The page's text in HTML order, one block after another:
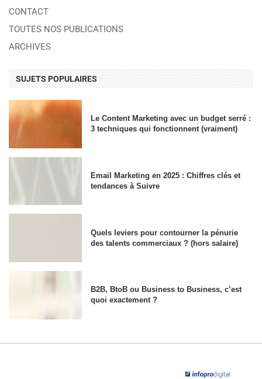
CONTACT
TOUTES NOS PUBLICATIONS
ARCHIVES
SUJETS POPULAIRES
Le Content Marketing avec un budget serré :
3 techniques qui fonctionnent (vraiment)
Email Marketing en 2025 : Chiffres clés et
tendances à Suivre
Quels leviers pour contourner la pénurie
des talents commerciaux ? (hors salaire)
B2B, BtoB ou Business to Business, c’est
quoi exactement ?